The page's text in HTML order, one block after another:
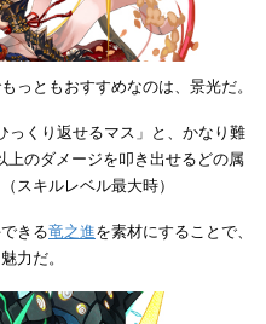
っともおすすめなのは、景光だ。
っくり返せるマス」と、かなり難
上のダメージを叩き出せるどの属
スキルレベル最大時）
きる竜之進を素材にすることで、
力だ。